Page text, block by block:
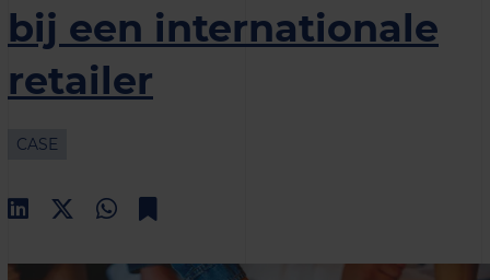
bij een internationale
retailer
CASE